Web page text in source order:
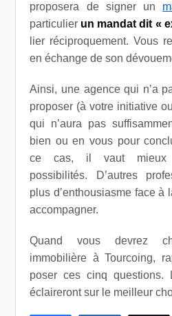
proposera de signer un
particulier un mandat dit «
lier réciproquement. Vous
en échange de son
Ainsi, une agence qui n’a
proposer (à votre initiative
qui n’aura pas
bien ou en vous pour
ce cas, il vaut mieux
possibilités. D’autres
plus d’enthousiasme face à
accompagner.
Quand vous devrez
immobilière à Tourcoing,
poser ces cinq questions.
éclaireront sur le meilleur